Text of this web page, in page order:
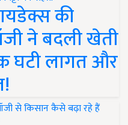
की
ने बदली खेती
घटी लागत और